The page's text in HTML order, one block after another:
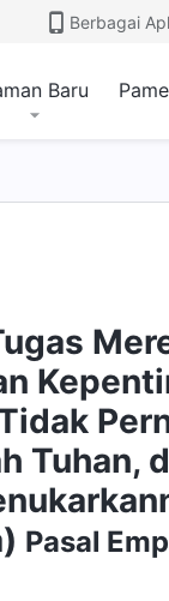
Berbagai
Baru
Tuhan,
Pasal